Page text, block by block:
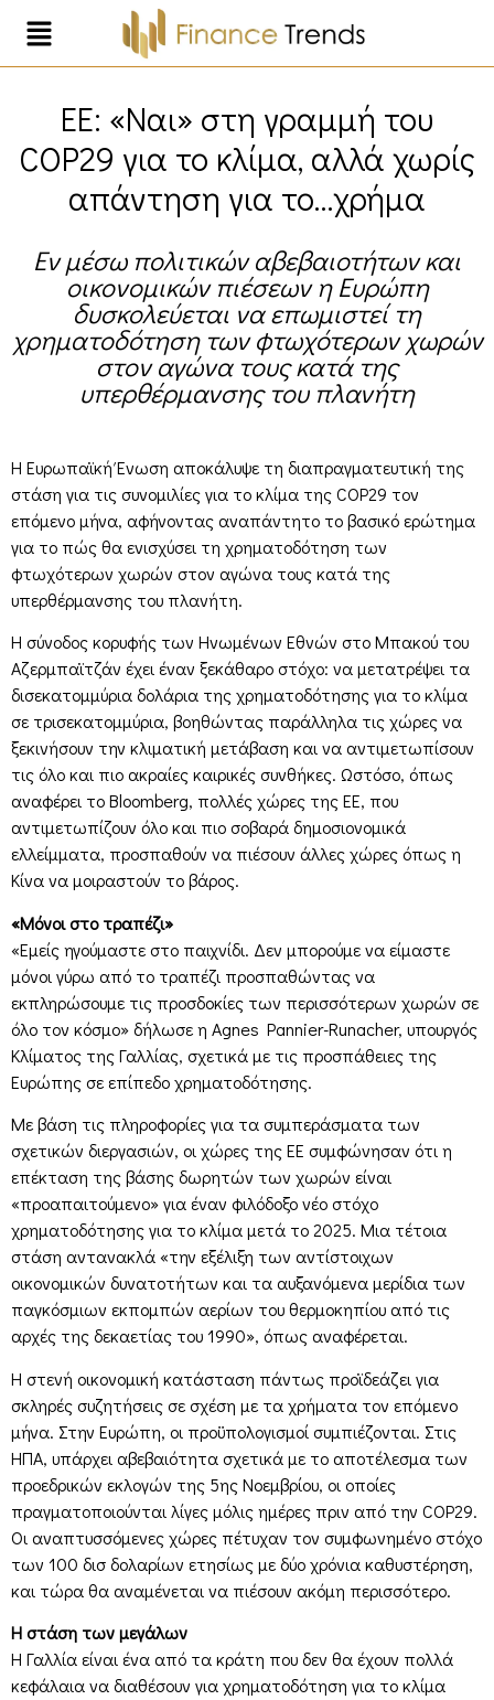
ΕΕ: «Ναι» στη γραμμή του
COP29 για το κλίμα, αλλά χωρίς
απάντηση για το…χρήμα
Εν μέσω πολιτικών αβεβαιοτήτων και
οικονομικών πιέσεων η Ευρώπη
δυσκολεύεται να επωμιστεί τη
χρηματοδότηση των φτωχότερων χωρών
στον αγώνα τους κατά της
υπερθέρμανσης του πλανήτη
Η Ευρωπαϊκή Ένωση αποκάλυψε τη διαπραγματευτική της
στάση για τις συνομιλίες για το κλίμα της COP29 τον
επόμενο μήνα, αφήνοντας αναπάντητο το βασικό ερώτημα
για το πώς θα ενισχύσει τη χρηματοδότηση των
φτωχότερων χωρών στον αγώνα τους κατά της
υπερθέρμανσης του πλανήτη.
Η σύνοδος κορυφής των Ηνωμένων Εθνών στο Μπακού του
Αζερμπαϊτζάν έχει έναν ξεκάθαρο στόχο: να μετατρέψει τα
δισεκατομμύρια δολάρια της χρηματοδότησης για το κλίμα
σε τρισεκατομμύρια, βοηθώντας παράλληλα τις χώρες να
ξεκινήσουν την κλιματική μετάβαση και να αντιμετωπίσουν
τις όλο και πιο ακραίες καιρικές συνθήκες. Ωστόσο, όπως
αναφέρει το Bloomberg, πολλές χώρες της ΕΕ, που
αντιμετωπίζουν όλο και πιο σοβαρά δημοσιονομικά
ελλείμματα, προσπαθούν να πιέσουν άλλες χώρες όπως η
Κίνα να μοιραστούν το βάρος.
«Μόνοι στο τραπέζι»
«Εμείς ηγούμαστε στο παιχνίδι. Δεν μπορούμε να είμαστε
μόνοι γύρω από το τραπέζι προσπαθώντας να
εκπληρώσουμε τις προσδοκίες των περισσότερων χωρών σε
όλο τον κόσμο» δήλωσε η Agnes Pannier-Runacher, υπουργός
Κλίματος της Γαλλίας, σχετικά με τις προσπάθειες της
Ευρώπης σε επίπεδο χρηματοδότησης.
Με βάση τις πληροφορίες για τα συμπεράσματα των
σχετικών διεργασιών, οι χώρες της ΕΕ συμφώνησαν ότι η
επέκταση της βάσης δωρητών των χωρών είναι
«προαπαιτούμενο» για έναν φιλόδοξο νέο στόχο
χρηματοδότησης για το κλίμα μετά το 2025. Μια τέτοια
στάση αντανακλά «την εξέλιξη των αντίστοιχων
οικονομικών δυνατοτήτων και τα αυξανόμενα μερίδια των
παγκόσμιων εκπομπών αερίων του θερμοκηπίου από τις
αρχές της δεκαετίας του 1990», όπως αναφέρεται.
Η στενή οικονομική κατάσταση πάντως προϊδεάζει για
σκληρές συζητήσεις σε σχέση με τα χρήματα τον επόμενο
μήνα. Στην Ευρώπη, οι προϋπολογισμοί συμπιέζονται. Στις
ΗΠΑ, υπάρχει αβεβαιότητα σχετικά με το αποτέλεσμα των
προεδρικών εκλογών της 5ης Νοεμβρίου, οι οποίες
πραγματοποιούνται λίγες μόλις ημέρες πριν από την COP29.
Οι αναπτυσσόμενες χώρες πέτυχαν τον συμφωνημένο στόχο
των 100 δισ δολαρίων ετησίως με δύο χρόνια καθυστέρηση,
και τώρα θα αναμένεται να πιέσουν ακόμη περισσότερο.
Η στάση των μεγάλων
Η Γαλλία είναι ένα από τα κράτη που δεν θα έχουν πολλά
κεφάλαια να διαθέσουν για χρηματοδότηση για το κλίμα